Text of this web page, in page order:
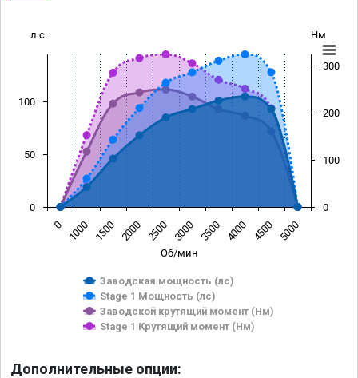
Об/мин
л.с. Нм
Заводская мощность (лс)
Stage 1 Мощность (лс)
Заводской крутящий момент (Нм)
Stage 1 Крутящий момент (Нм)
0 1000 1500 2000 2500 3000 3500 4000 4500 5000
0
50
100
0
100
200
300
Дополнительные опции: